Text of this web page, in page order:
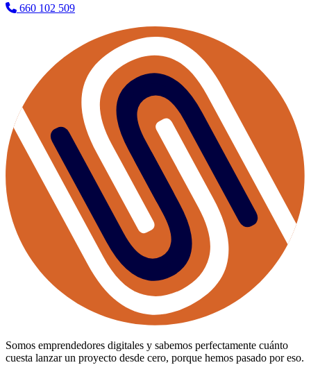
660 102 509
Somos emprendedores digitales y sabemos perfectamente cuánto
cuesta lanzar un proyecto desde cero, porque hemos pasado por eso.